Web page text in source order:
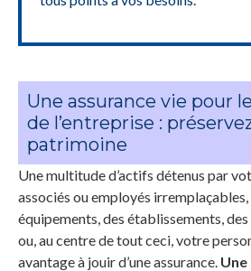
Une assurance vie pour
de l’entreprise :
patrimoine
Une multitude d’actifs détenus par
associés ou employés irremplaçables,
équipements, des établissements,
ou, au centre de tout ceci, votre
avantage à jouir d’une assurance. Une